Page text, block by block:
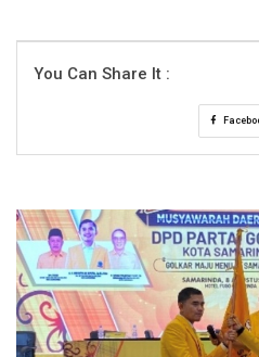
You Can Share It :